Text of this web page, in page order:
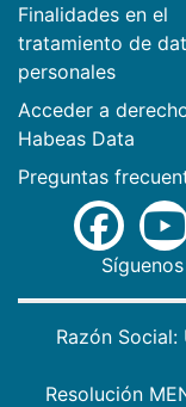
Finalidades en el
tratamiento de
personales
Acceder a
Habeas Data
Preguntas
Razón
Resolución